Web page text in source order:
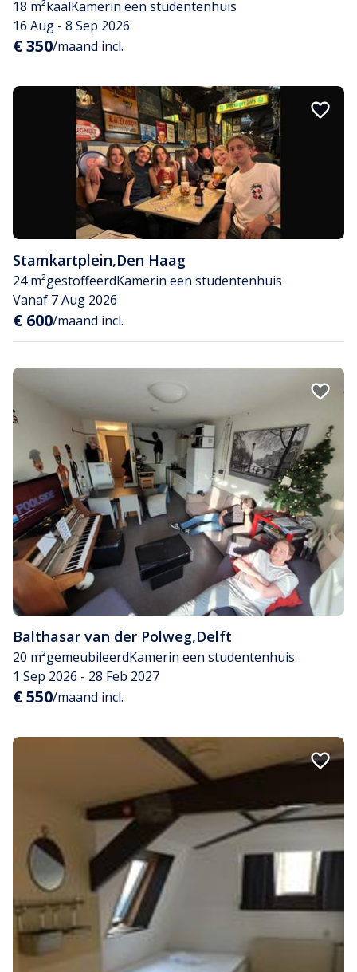
18 m²kaalKamerin een studentenhuis
16 Aug - 8 Sep 2026
€ 350/maand incl.
Stamkartplein,Den Haag
24 m²gestoffeerdKamerin een studentenhuis
Vanaf 7 Aug 2026
€ 600/maand incl.
Balthasar van der Polweg,Delft
20 m²gemeubileerdKamerin een studentenhuis
1 Sep 2026 - 28 Feb 2027
€ 550/maand incl.